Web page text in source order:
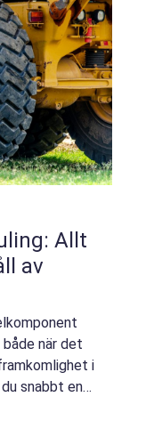
Allt
av
när det
i
snabbt en